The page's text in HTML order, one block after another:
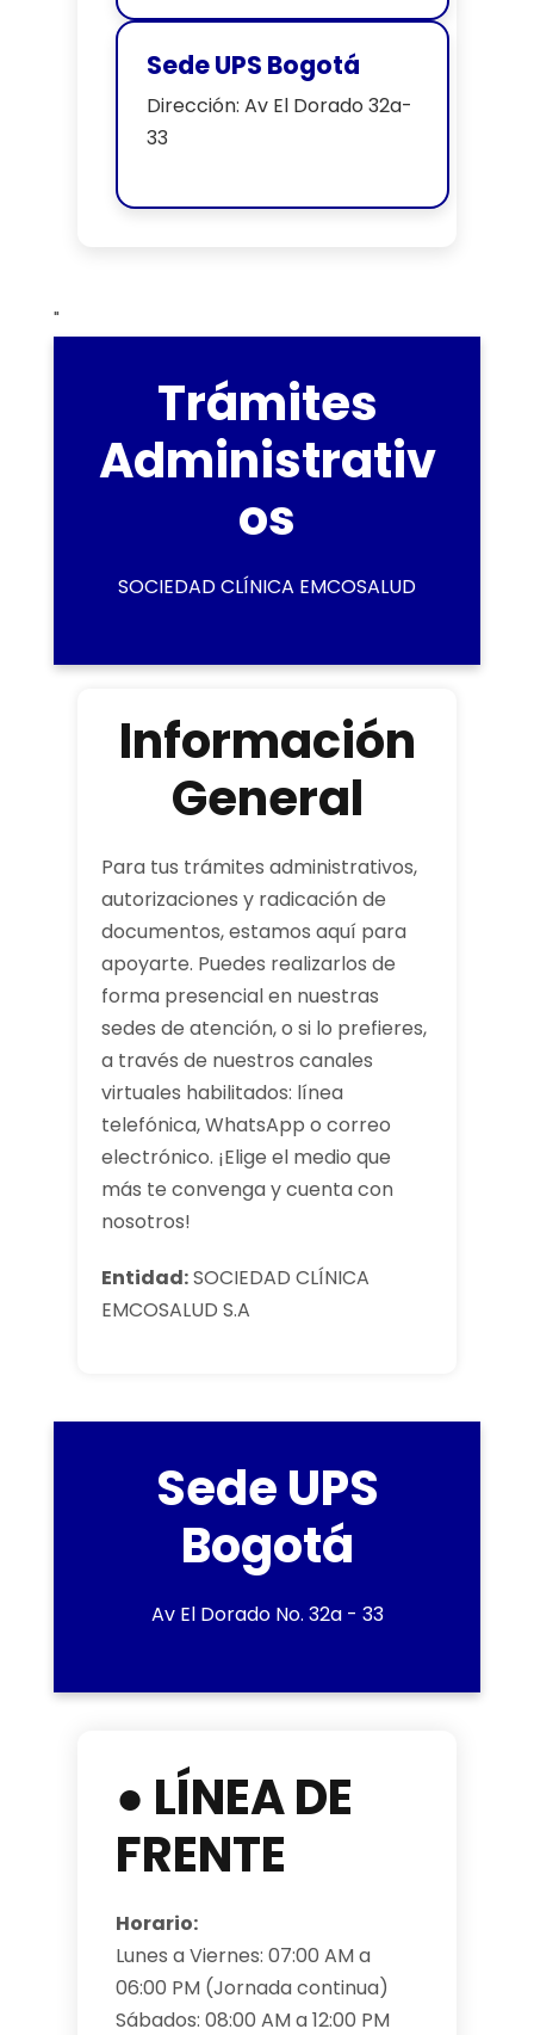
Sede UPS Bogotá
Dirección: Av El Dorado 32a-
33
"
Trámites
Administrativ
os
SOCIEDAD CLÍNICA EMCOSALUD
Información
General
Para tus trámites administrativos,
autorizaciones y radicación de
documentos, estamos aquí para
apoyarte. Puedes realizarlos de
forma presencial en nuestras
sedes de atención, o si lo prefieres,
a través de nuestros canales
virtuales habilitados: línea
telefónica, WhatsApp o correo
electrónico. ¡Elige el medio que
más te convenga y cuenta con
nosotros!
Entidad:SOCIEDAD CLÍNICA
EMCOSALUD S.A
Sede UPS
Bogotá
Av El Dorado No. 32a - 33
● LÍNEA DE
FRENTE
Horario:
Lunes a Viernes: 07:00 AM a
06:00 PM (Jornada continua)
Sábados: 08:00 AM a 12:00 PM